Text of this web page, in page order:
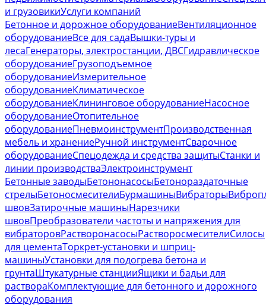
Предложение дня